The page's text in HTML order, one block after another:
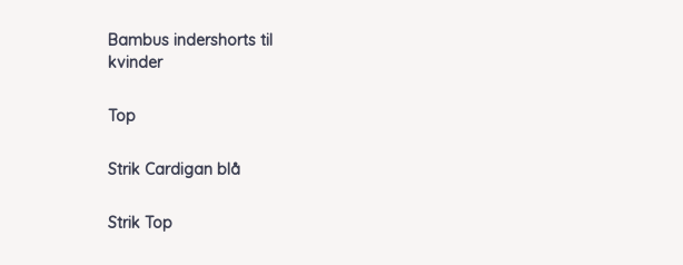
Bambus indershorts til
kvinder
Top
Strik Cardigan blå
Strik Top